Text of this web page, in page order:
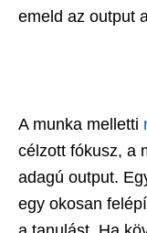
emeld az output
A munka melletti
célzott fókusz, a
adagú output.
egy okosan